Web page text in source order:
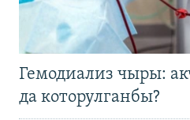
Гемодиализ чыры:
да которулганбы?